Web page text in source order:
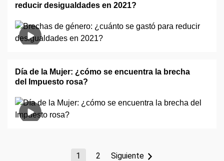
reducir desigualdades en 2021?
Día de la Mujer: ¿cómo se encuentra la brecha
del Impuesto rosa?
1 2 Siguiente